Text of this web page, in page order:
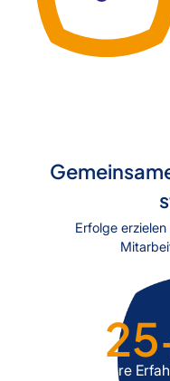
Erfolge
Jahre
25